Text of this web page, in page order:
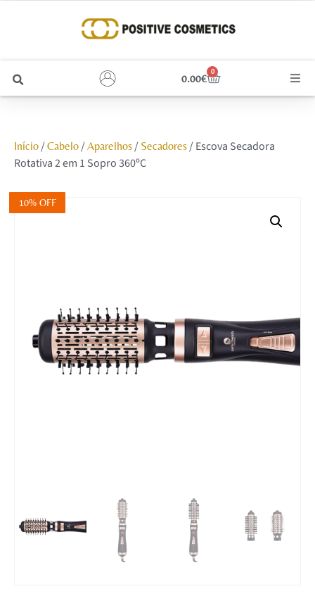
0.00€
0
Unhas
Mobiliário
Início/ Cabelo/ Aparelhos/ Secadores/ Escova Secadora
Rotativa 2 em 1 Sopro 360ºC
10% OFF